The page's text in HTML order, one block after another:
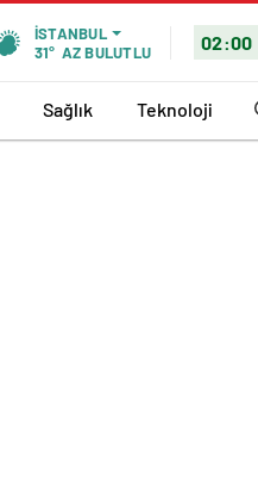
İSTANBUL
31° AZ BULUTLU 02:00
Sağlık Teknoloji